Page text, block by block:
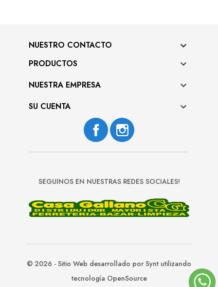
NUESTRO CONTACTO
PRODUCTOS

NUESTRA EMPRESA 
SU CUENTA 
Facebook
SEGUINOS EN NUESTRAS REDES SOCIALES!
© 2026 - Sitio Web desarrollado por Synt utilizando
tecnología OpenSource